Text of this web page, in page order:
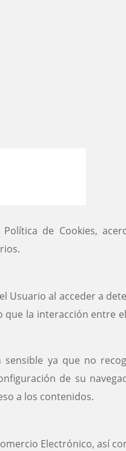
de Cookies,
Usuario al acceder a
la interacción entre
ya que no
de su
a los contenidos.
Electrónico, así